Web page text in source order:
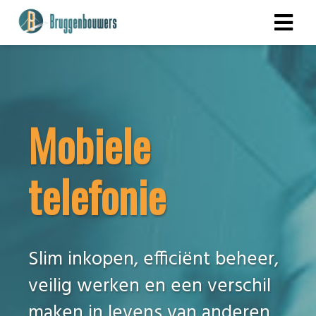
Mobiele
telefonie
Slim inkopen, efficiënt beheer,
veilig werken en een verschil
Ze
deze